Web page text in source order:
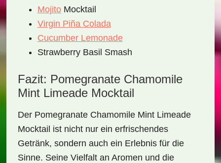
MojitoMocktail
Virgin Piña Colada
Cucumber Lemonade
Strawberry Basil Smash
Fazit: Pomegranate Chamomile
Mint Limeade Mocktail
Der Pomegranate Chamomile Mint Limeade
Mocktail ist nicht nur ein erfrischendes
Getränk, sondern auch ein Erlebnis für die
Sinne. Seine Vielfalt an Aromen und die